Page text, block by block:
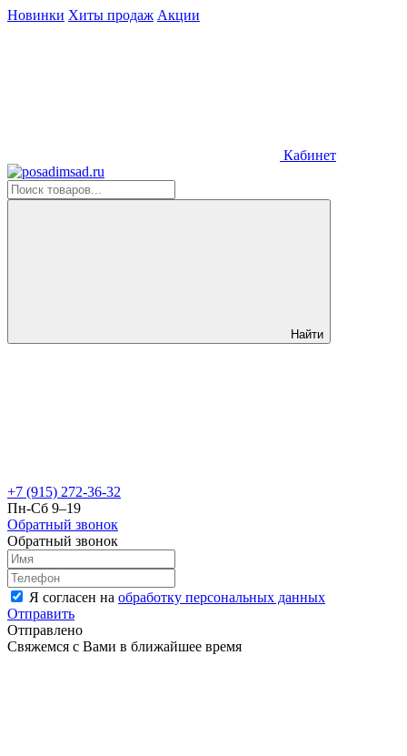
Новинки Хиты продаж Акции
Кабинет
Найти
+7 (915) 272-36-32
Пн-Сб 9–19
Обратный звонок
Обратный звонок
Я согласен на обработку персональных данных
Отправить
Отправлено
Свяжемся с Вами в ближайшее время